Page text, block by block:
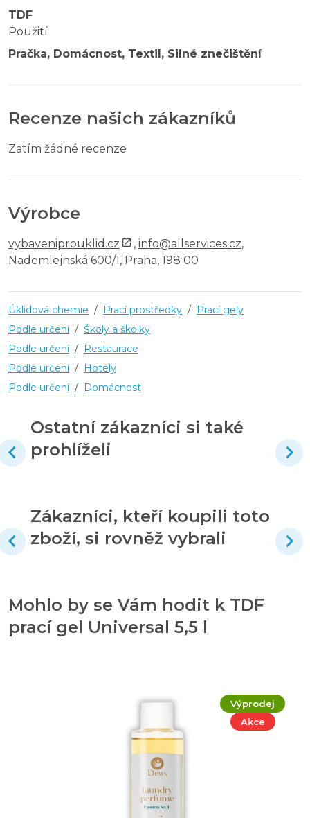
TDF
Použití
Pračka, Domácnost, Textil, Silné znečištění
Recenze našich zákazníků
Zatím žádné recenze
Výrobce
vybaveniprouklid.cz , info@allservices.cz,
Nademlejnská 600/1, Praha, 198 00
Úklidová chemie / Prací prostředky / Prací gely
Podle určení / Školy a školky
Podle určení / Restaurace
Podle určení / Hotely
Podle určení / Domácnost
Ostatní zákazníci si také
prohlíželi
Zákazníci, kteří koupili toto
zboží, si rovněž vybrali
Mohlo by se Vám hodit k TDF
prací gel Universal 5,5 l
Výprodej
Akce